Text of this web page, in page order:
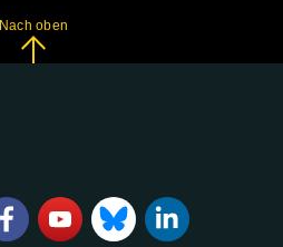
Nach oben